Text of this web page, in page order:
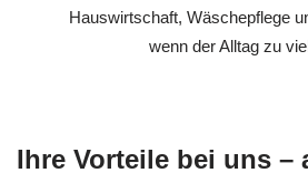
Hauswirtschaft, Wäschepflege
wenn der Alltag zu
Ihre Vorteile bei uns –